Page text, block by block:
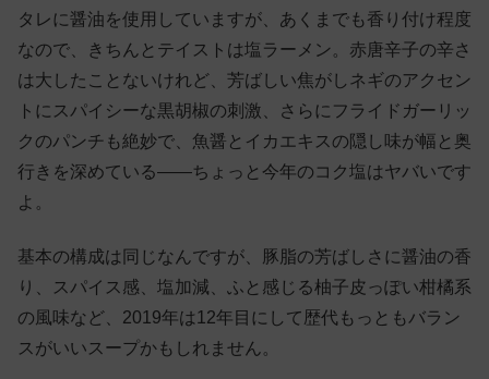
タレに醤油を使用していますが、あくまでも香り付け程度
なので、きちんとテイストは塩ラーメン。赤唐辛子の辛さ
は大したことないけれど、芳ばしい焦がしネギのアクセン
トにスパイシーな黒胡椒の刺激、さらにフライドガーリッ
クのパンチも絶妙で、魚醤とイカエキスの隠し味が幅と奥
行きを深めている——ちょっと今年のコク塩はヤバいです
よ。
基本の構成は同じなんですが、豚脂の芳ばしさに醤油の香
り、スパイス感、塩加減、ふと感じる柚子皮っぽい柑橘系
の風味など、2019年は12年目にして歴代もっともバラン
スがいいスープかもしれません。